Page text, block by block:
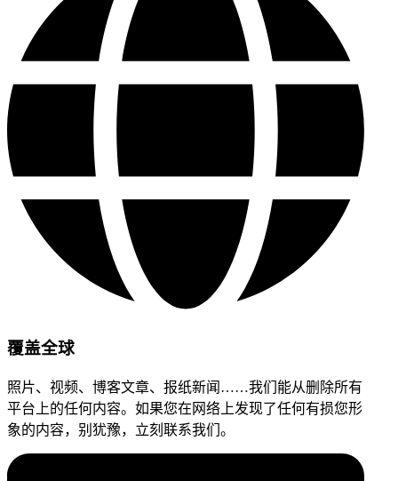
覆盖全球
照片、视频、博客文章、报纸新闻……我们能从删除所有
平台上的任何内容。如果您在网络上发现了任何有损您形
象的内容，别犹豫，立刻联系我们。